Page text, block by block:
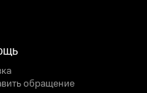
обращение